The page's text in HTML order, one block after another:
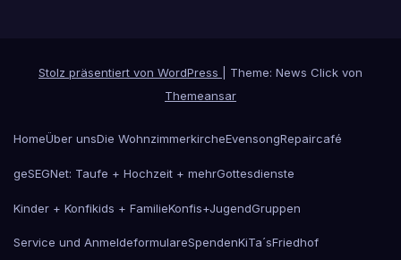
Stolz präsentiert von WordPress
Theme: News Click von
Themeansar
HomeÜber unsDie WohnzimmerkircheEvensongRepaircafé
geSEGNet: Taufe + Hochzeit + mehrGottesdienste
Kinder + Konfikids + FamilieKonfis+JugendGruppen
Service und AnmeldeformulareSpendenKiTa´sFriedhof